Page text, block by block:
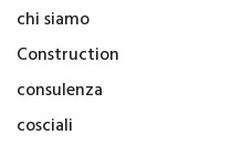
chi siamo
Construction
consulenza
cosciali